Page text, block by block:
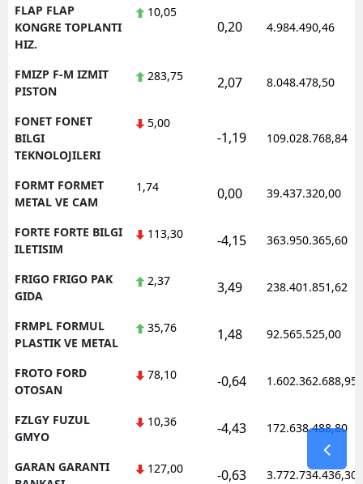
FLAP FLAP
KONGRE TOPLANTI
HIZ.
10,05
0,20 4.984.490,46
FMIZP F-M IZMIT
PISTON
283,75 2,07 8.048.478,50
FONET FONET
BILGI
TEKNOLOJILERI
5,00
-1,19 109.028.768,84
FORMT FORMET
METAL VE CAM
1,74 0,00 39.437.320,00
FORTE FORTE BILGI
ILETISIM
113,30 -4,15 363.950.365,60
FRIGO FRIGO PAK
GIDA
2,37 3,49 238.401.851,62
FRMPL FORMUL
PLASTIK VE METAL
35,76 1,48 92.565.525,00
FROTO FORD
OTOSAN
78,10 -0,64 1.602.362.688,95
FZLGY FUZUL
GMYO
10,36 -4,43 172.638.488,80
GARAN GARANTI
127,00 -0,63 3.772.734.436,30